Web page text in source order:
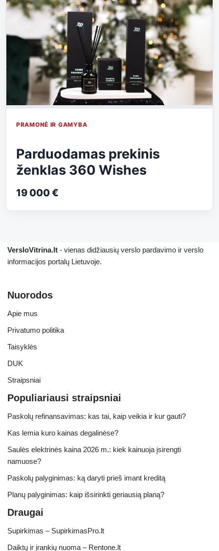
PRAMONĖ IR GAMYBA
Parduodamas prekinis
ženklas 360 Wishes
19 000 €
VersloVitrina.lt - vienas didžiausių verslo pardavimo ir verslo
informacijos portalų Lietuvoje.
Nuorodos
Apie mus
Privatumo politika
Taisyklės
DUK
Straipsniai
Populiariausi straipsniai
Paskolų refinansavimas: kas tai, kaip veikia ir kur gauti?
Kas lemia kuro kainas degalinėse?
Saulės elektrinės kaina 2026 m.: kiek kainuoja įsirengti
namuose?
Paskolų palyginimas: ką daryti prieš imant kreditą
Planų palyginimas: kaip išsirinkti geriausią planą?
Draugai
Supirkimas – SupirkimasPro.lt
Daiktų ir įrankių nuoma – Rentone.lt